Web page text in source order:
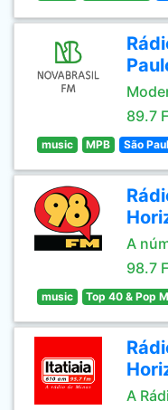
89.7
music MPB São
A
98.7
music Top 40 & Pop
A